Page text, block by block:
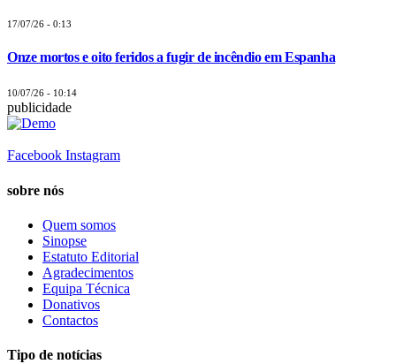
17/07/26 - 0:13
Onze mortos e oito feridos a fugir de incêndio em Espanha
10/07/26 - 10:14
publicidade
Facebook Instagram
sobre nós
Quem somos
Sinopse
Estatuto Editorial
Agradecimentos
Equipa Técnica
Donativos
Contactos
Tipo de notícias